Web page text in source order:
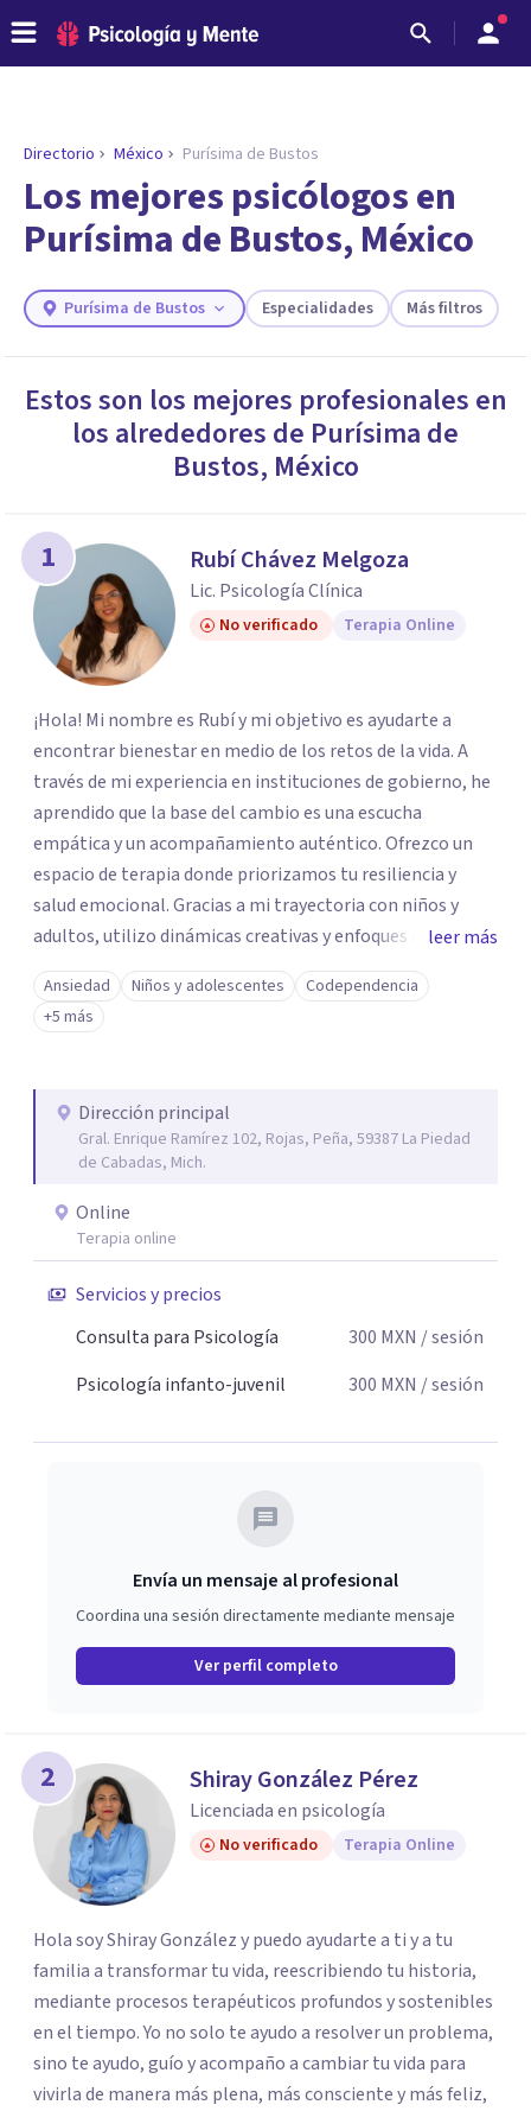
ENCONTRAR MI TERAPEUTA
¿Necesitas ayuda para encontrar el
psicólogo adecuado?
Responde a unas breves preguntas y te ofreceremos
necesidades.
Directorio México Purísima de Bustos
Los mejores psicólogos en
Purísima de Bustos, México
Purísima de Bustos Especialidades Más filtros
Estos son los mejores profesionales en
los alrededores de Purísima de
Bustos, México
1 Rubí Chávez Melgoza
Lic. Psicología Clínica
No verificado Terapia Online
¡Hola! Mi nombre es Rubí y mi objetivo es ayudarte a
encontrar bienestar en medio de los retos de la vida. A
través de mi experiencia en instituciones de gobierno, he
aprendido que la base del cambio es una escucha
empática y un acompañamiento auténtico. ​Ofrezco un
espacio de terapia donde priorizamos tu resiliencia y
salud emocional. Gracias a mi trayectoria con niños y
adultos, utilizo dinámicas creativas y enfoques adaptados
a tus necesidades específicas. Estoy aquí para escucharte
y brindarte las herramientas necesarias para fortalecer
tu paz mental.
leer más
Ansiedad Niños y adolescentes
Codependencia
+5 más
Dirección principal
Gral. Enrique Ramírez 102, Rojas, Peña, 59387 La Piedad
de Cabadas, Mich.
Online
Terapia online
Servicios y precios
Consulta para Psicología
300 MXN / sesión
Psicología infanto-juvenil
300 MXN / sesión
Envía un mensaje al profesional
Coordina una sesión directamente mediante mensaje
Ver perfil completo
2 Shiray González Pérez
Licenciada en psicología
No verificado Terapia Online
Hola soy Shiray González y puedo ayudarte a ti y a tu
familia a transformar tu vida, reescribiendo tu historia,
mediante procesos terapéuticos profundos y sostenibles
en el tiempo. Yo no solo te ayudo a resolver un problema,
sino te ayudo, guío y acompaño a cambiar tu vida para
vivirla de manera más plena, más consciente y más feliz,